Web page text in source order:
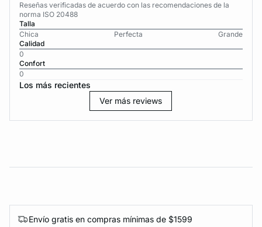
Reseñas verificadas de acuerdo con las recomendaciones de la
norma ISO 20488
Talla
Chica
Perfecta
Grande
Calidad
0
Confort
0
Los más recientes
Ver más reviews
Envío gratis en compras mínimas de $1599